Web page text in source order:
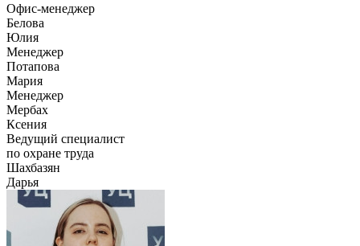
Офис-менеджер
Белова
Юлия
Менеджер
Потапова
Мария
Менеджер
Мербах
Ксения
Ведущий специалист
по охране труда
Шахбазян
Дарья